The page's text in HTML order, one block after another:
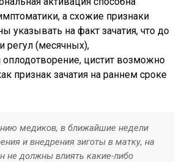
а схожие признаки
указывать на факт зачатия, что до
регул (месячных),
цистит возможно
признак зачатия на раннем сроке
медиков, в ближайшие недели
и внедрения зиготы в матку, на
не должны влиять какие-либо